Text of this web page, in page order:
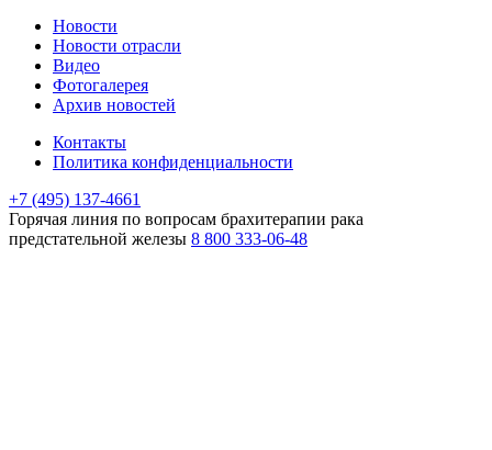
Новости
Новости отрасли
Видео
Фотогалерея
Архив новостей
Контакты
Политика конфиденциальности
+7 (495) 137-4661
Горячая линия по вопросам брахитерапии рака
предстательной железы 8 800 333-06-48